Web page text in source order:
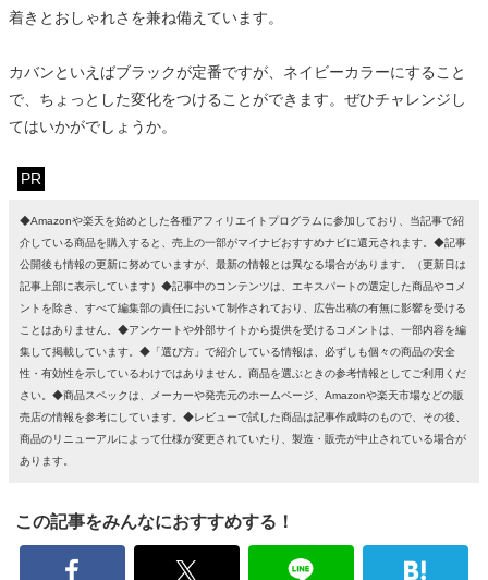
着きとおしゃれさを兼ね備えています。
カバンといえばブラックが定番ですが、ネイビーカラーにすること
で、ちょっとした変化をつけることができます。ぜひチャレンジし
てはいかがでしょうか。
PR
◆Amazonや楽天を始めとした各種アフィリエイトプログラムに参加しており、当記事で紹
介している商品を購入すると、売上の一部がマイナビおすすめナビに還元されます。◆記事
公開後も情報の更新に努めていますが、最新の情報とは異なる場合があります。（更新日は
記事上部に表示しています）◆記事中のコンテンツは、エキスパートの選定した商品やコメ
ントを除き、すべて編集部の責任において制作されており、広告出稿の有無に影響を受ける
ことはありません。◆アンケートや外部サイトから提供を受けるコメントは、一部内容を編
集して掲載しています。◆「選び方」で紹介している情報は、必ずしも個々の商品の安全
性・有効性を示しているわけではありません。商品を選ぶときの参考情報としてご利用くだ
さい。◆商品スペックは、メーカーや発売元のホームページ、Amazonや楽天市場などの販
売店の情報を参考にしています。◆レビューで試した商品は記事作成時のもので、その後、
商品のリニューアルによって仕様が変更されていたり、製造・販売が中止されている場合が
あります。
この記事をみんなにおすすめする！